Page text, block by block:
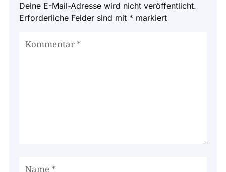
Deine E-Mail-Adresse wird nicht veröffentlicht.
Erforderliche Felder sind mit * markiert